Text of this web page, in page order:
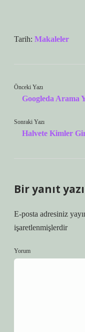
Tarih: Makaleler
Önceki Yazı
Googleda Arama
Sonraki Yazı
Halvete Kimler
Bir yanıt
E-posta adresiniz
işaretlenmişlerdir
Yorum